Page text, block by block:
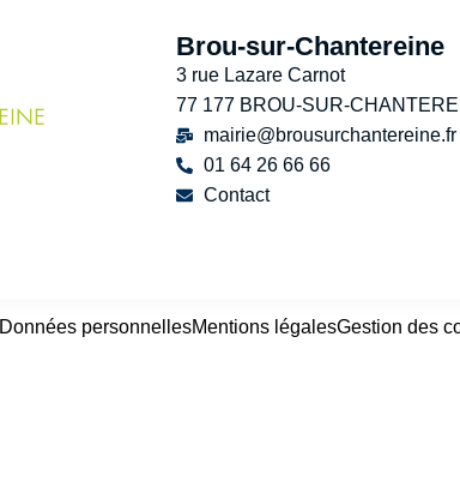
Brou-sur-Chantereine
3 rue Lazare Carnot
77 177 BROU-SUR-
mairie@brousurchantereine.fr
01 64 26 66 66
Contact
Données personnellesMentions légalesGestion des